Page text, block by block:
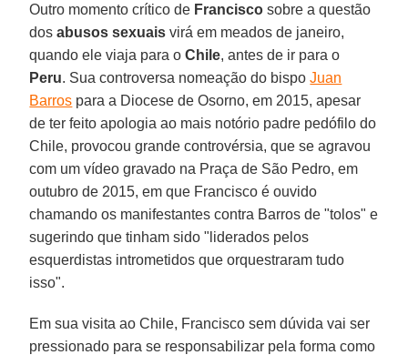
Outro momento crítico de Francisco sobre a questão
dosabusos sexuais virá em meados de janeiro,
quando ele viaja para oChile, antes de ir para o
Peru. Sua controversa nomeação do bispoJuan
Barros para a Diocese de Osorno, em 2015, apesar
de ter feito apologia ao mais notório padre pedófilo do
Chile, provocou grande controvérsia, que se agravou
com um vídeo gravado na Praça de São Pedro, em
outubro de 2015, em que Francisco é ouvido
chamando os manifestantes contra Barros de "tolos" e
sugerindo que tinham sido "liderados pelos
esquerdistas intrometidos que orquestraram tudo
isso".
Em sua visita ao Chile, Francisco sem dúvida vai ser
pressionado para se responsabilizar pela forma como